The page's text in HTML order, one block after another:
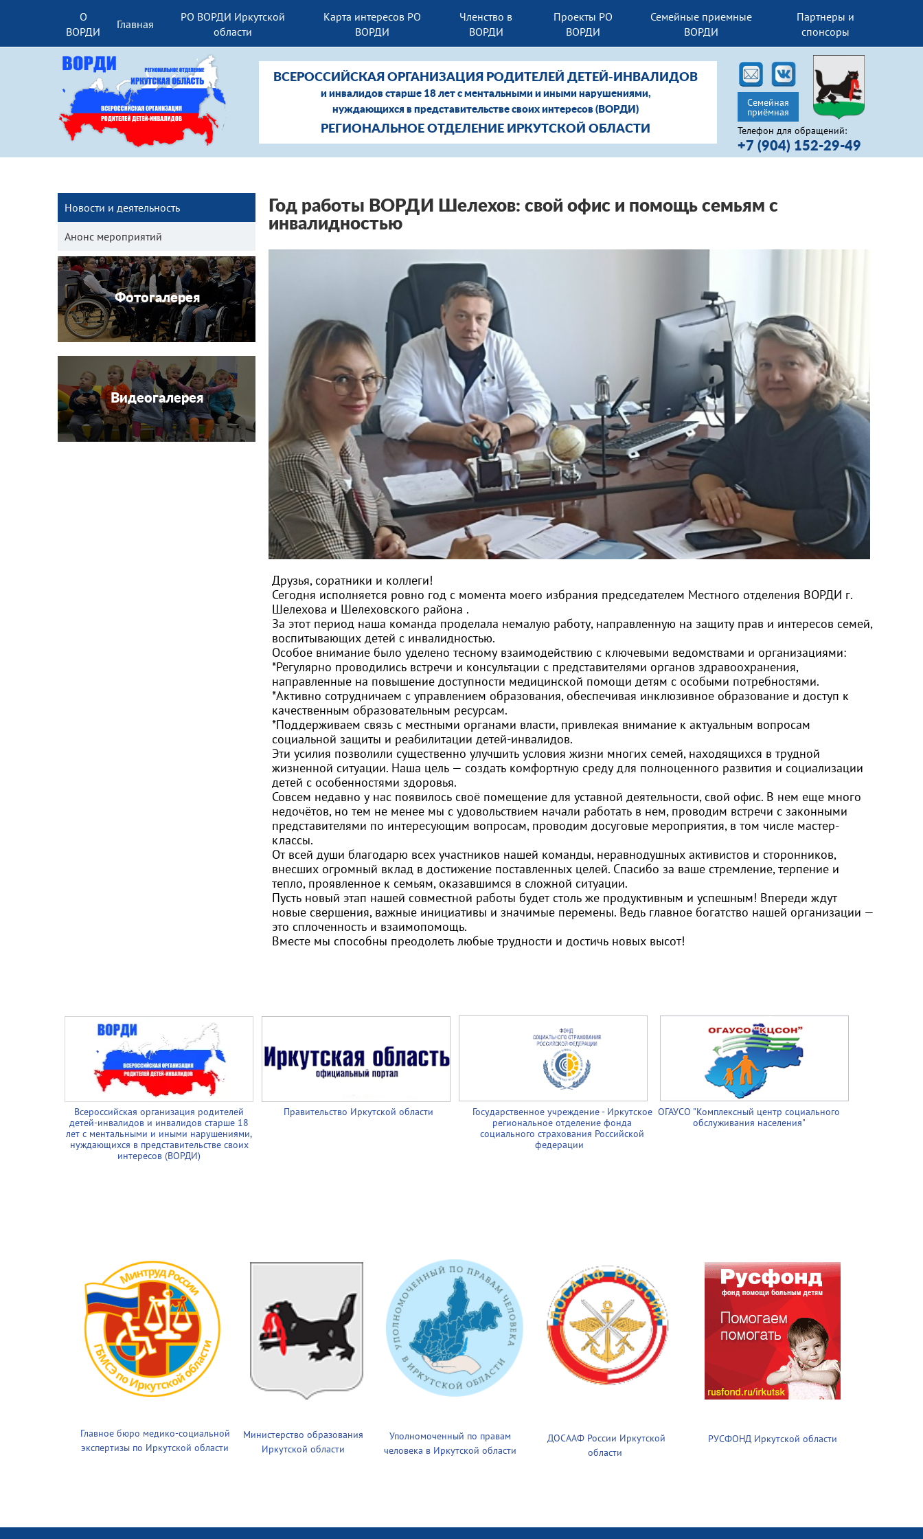
О
ВОРДИ
Главная
РО ВОРДИ Иркутской
области
Карта интересов РО
ВОРДИ
Членство в
ВОРДИ
Проекты РО
ВОРДИ
Семейные приемные
ВОРДИ
Партнеры и
спонсоры
Телефон для обращений:
+7 (904) 152-29-49
ВСЕРОССИЙСКАЯ ОРГАНИЗАЦИЯ РОДИТЕЛЕЙ ДЕТЕЙ-ИНВАЛИДОВ
и инвалидов старше 18 лет с ментальными и иными нарушениями,
нуждающихся в представительстве своих интересов (ВОРДИ)
РЕГИОНАЛЬНОЕ ОТДЕЛЕНИЕ ИРКУТСКОЙ ОБЛАСТИ
Семейная
приёмная
Новости и деятельность
Анонс мероприятий
Фотогалерея
Видеогалерея
Год работы ВОРДИ Шелехов: свой офис и помощь семьям с
инвалидностью
Друзья, соратники и коллеги!
Сегодня исполняется ровно год с момента моего избрания председателем Местного отделения ВОРДИ г.
Шелехова и Шелеховского района .
За этот период наша команда проделала немалую работу, направленную на защиту прав и интересов семей,
воспитывающих детей с инвалидностью.
Особое внимание было уделено тесному взаимодействию с ключевыми ведомствами и организациями:
*Регулярно проводились встречи и консультации с представителями органов здравоохранения,
направленные на повышение доступности медицинской помощи детям с особыми потребностями.
*Активно сотрудничаем с управлением образования, обеспечивая инклюзивное образование и доступ к
качественным образовательным ресурсам.
*Поддерживаем связь с местными органами власти, привлекая внимание к актуальным вопросам
социальной защиты и реабилитации детей-инвалидов.
Эти усилия позволили существенно улучшить условия жизни многих семей, находящихся в трудной
жизненной ситуации. Наша цель — создать комфортную среду для полноценного развития и социализации
детей с особенностями здоровья.
Совсем недавно у нас появилось своё помещение для уставной деятельности, свой офис. В нем еще много
недочётов, но тем не менее мы с удовольствием начали работать в нем, проводим встречи с законными
представителями по интересующим вопросам, проводим досуговые мероприятия, в том числе мастер-
классы.
От всей души благодарю всех участников нашей команды, неравнодушных активистов и сторонников,
внесших огромный вклад в достижение поставленных целей. Спасибо за ваше стремление, терпение и
тепло, проявленное к семьям, оказавшимся в сложной ситуации.
Пусть новый этап нашей совместной работы будет столь же продуктивным и успешным! Впереди ждут
новые свершения, важные инициативы и значимые перемены. Ведь главное богатство нашей организации —
это сплоченность и взаимопомощь.
Вместе мы способны преодолеть любые трудности и достичь новых высот!
Всероссийская организация родителей
детей-инвалидов и инвалидов старше 18
лет с ментальными и иными нарушениями,
нуждающихся в представительстве своих
интересов (ВОРДИ)
Правительство Иркутской области
Государственное учреждение - Иркутское
региональное отделение фонда
социального страхования Российской
федерации
ОГАУСО "Комплексный центр социального
обслуживания населения"
Главное бюро медико-социальной
экспертизы по Иркутской области
Министерство образования
Иркутской области
Уполномоченный по правам
человека в Иркутской области
ДОСААФ России Иркутской
области
РУСФОНД Иркутской области